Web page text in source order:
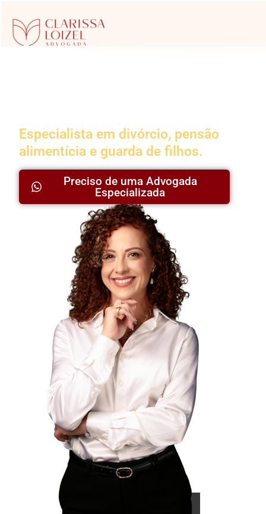
Especialista em divórcio, pensão
alimentícia e guarda de filhos.
Preciso de uma Advogada
Especializada